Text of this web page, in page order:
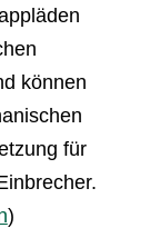
können
für
)